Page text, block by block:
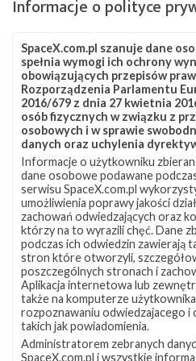
Na 31 sierpnia, na godzinę 01:18
Florydzie. Na orbitę
zostanie należący do argentyńskiej
satelita, mający obserwować
syntetyzowaną aperturą (SAR).
żywo na naszej stronie . SAOCOM
bliźniaczych satelitów, które mają …
Najbliższe
plany
SpaceX
sierpień
2020
Informacje o polityce
SpaceX.com.pl szanuje dane
spełnia wymogi ich ochrony
obowiązujących przepisów
Rozporządzenia Parlamentu
2016/679 z dnia 27 kwietnia
osób fizycznych w związku z
osobowych i w sprawie
danych oraz uchylenia
Informacje o użytkowniku
dane osobowe podawane
serwisu SpaceX.com.pl
umożliwienia poprawy jakości
zachowań odwiedzających oraz
którzy na to wyrazili chęć. Dane
podczas ich odwiedzin zawierają
stron które otworzyli,
poszczególnych stronach i
Aplikacja internetowa lub
także na komputerze
rozpoznawaniu odwiedzajacego i
takich jak powiadomienia.
Administratorem zebranych
SpaceX.com.pl i wszystkie